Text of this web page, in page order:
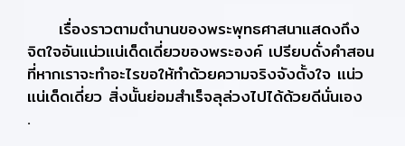
เรื่องราวตามตำนานของพระพุทธศาสนาแสดงถึง
จิตใจอันแน่วแน่เด็ดเดี่ยวของพระองค์ เปรียบดั่งคำสอน
ที่หากเราจะทำอะไรขอให้ทำด้วยความจริงจังตั้งใจ แน่ว
แน่เด็ดเดี่ยว สิ่งนั้นย่อมสำเร็จลุล่วงไปได้ด้วยดีนั่นเอง
.